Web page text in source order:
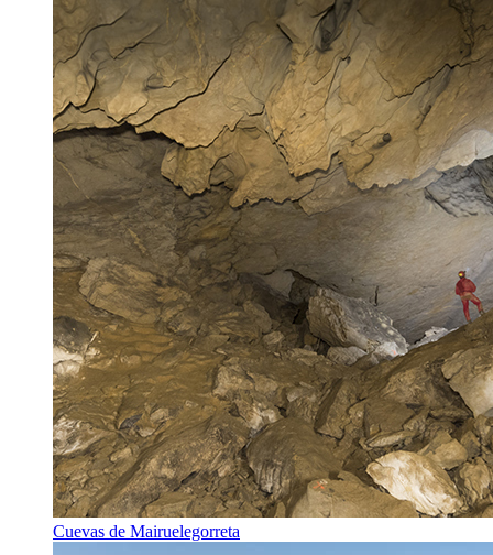
Cuevas de Mairuelegorreta